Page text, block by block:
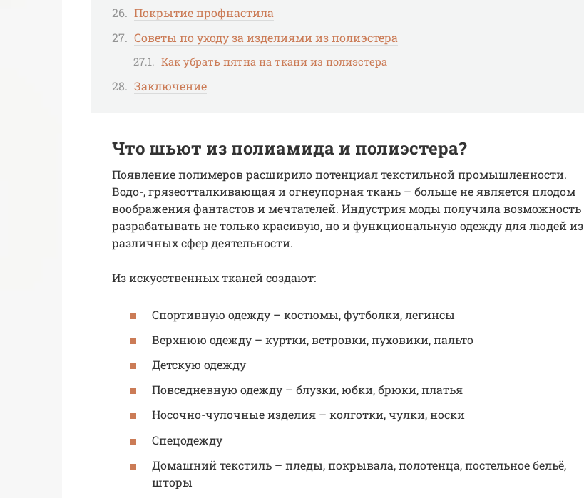
Покрытие профнастила
Советы по уходу за изделиями из полиэстера
Как убрать пятна на ткани из полиэстера
Заключение
Что шьют из полиамида и полиэстера?
Появление полимеров расширило потенциал текстильной промышленности.
Водо-, грязеотталкивающая и огнеупорная ткань – больше не является плодом
воображения фантастов и мечтателей. Индустрия моды получила возможность
разрабатывать не только красивую, но и функциональную одежду для людей из
различных сфер деятельности.
Из искусственных тканей создают:
Спортивную одежду – костюмы, футболки, легинсы
Верхнюю одежду – куртки, ветровки, пуховики, пальто
Детскую одежду
Повседневную одежду – блузки, юбки, брюки, платья
Носочно-чулочные изделия – колготки, чулки, носки
Спецодежду
Домашний текстиль – пледы, покрывала, полотенца, постельное бельё,
шторы